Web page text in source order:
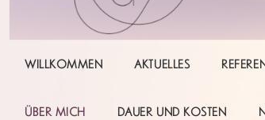
WILLKOMMEN AKTUELLES
ÜBER MICH DAUER UND KOSTEN